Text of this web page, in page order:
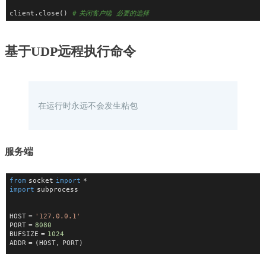
client.close() # 关闭客户端  必要的选择
基于UDP远程执行命令
在运行时永远不会发生粘包
服务端
from socket import *
import subprocess
HOST = '127.0.0.1'
PORT = 8080
BUFSIZE = 1024
ADDR = (HOST, PORT)